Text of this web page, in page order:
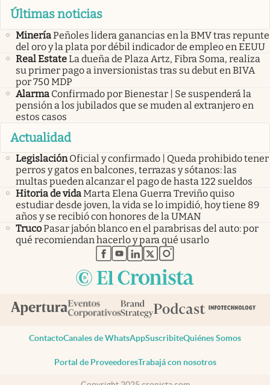
Últimas noticias
MineríaPeñoles lidera ganancias en la BMV tras repunte
del oro y la plata por débil indicador de empleo en EEUU
Real EstateLa dueña de Plaza Artz, Fibra Soma, realiza
su primer pago a inversionistas tras su debut en BIVA
por 750 MDP
Alarma Confirmado por Bienestar | Se suspenderá la
pensión a los jubilados que se muden al extranjero en
estos casos
Actualidad
Legislación Oficial y confirmado | Queda prohibido tener
perros y gatos en balcones, terrazas y sótanos: las
multas pueden alcanzar el pago de hasta 122 sueldos
Hitoria de vidaMarta Elena Guerra Treviño quiso
estudiar desde joven, la vida se lo impidió, hoy tiene 89
años y se recibió con honores de la UMAN
TrucoPasar jabón blanco en el parabrisas del auto: por
qué recomiendan hacerlo y para qué usarlo
abre en nueva pestaña
abre en nueva pestaña
abre en nueva pestaña
abre en nueva pestaña
abre en nueva pestaña
ContactoCanales de WhatsAppSuscribiteQuiénes Somos
Portal de ProveedoresTrabajá con nosotros